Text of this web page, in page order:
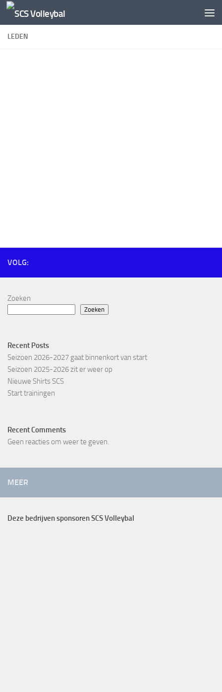
Doorgaan naar inhoud
LEDEN
VOLG:
Zoeken
Zoeken
Recent Posts
Seizoen 2026-2027 gaat binnenkort van start
Seizoen 2025-2026 zit er weer op
Nieuwe Shirts SCS
Start trainingen
Recent Comments
Geen reacties om weer te geven.
MEER
Deze bedrijven sponsoren SCS Volleybal